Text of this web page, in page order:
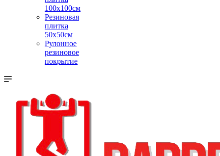
100х100см
Резиновая
плитка
50х50см
Рулонное
резиновое
покрытие